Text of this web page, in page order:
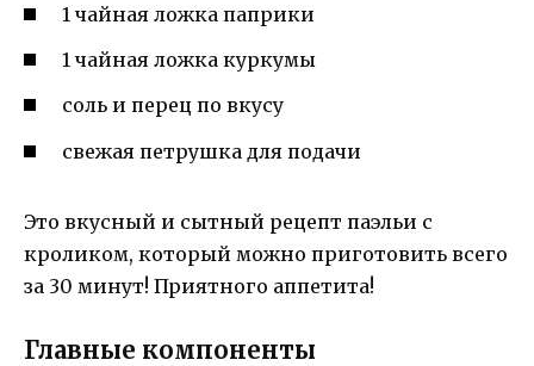
1 чайная ложка паприки
1 чайная ложка куркумы
соль и перец по вкусу
свежая петрушка для подачи
Это вкусный и сытный рецепт паэльи с
кроликом, который можно приготовить всего
за 30 минут! Приятного аппетита!
Главные компоненты